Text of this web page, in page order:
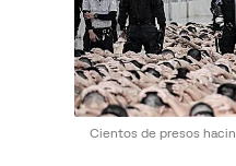
Cientos de presos